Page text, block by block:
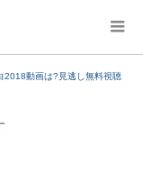
2018動画は?見逃し無料視聴